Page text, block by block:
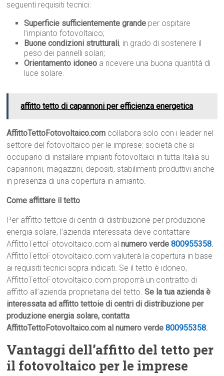
seguenti requisiti tecnici:
Superficie sufficientemente grande per ospitare
l’impianto fotovoltaico;
Buone condizioni strutturali, in grado di sostenere il
peso dei pannelli solari;
Orientamento idoneo a ricevere una buona quantità di
luce solare.
affitto tetto di capannoni per efficienza energetica
AffittoTettoFotovoltaico.com collabora solo con i leader nel
settore del fotovoltaico per le imprese: società che si
occupano di installare impianti fotovoltaici in tutta Italia su
capannoni, magazzini, depositi, stabilimenti produttivi anche
in presenza di una copertura in amianto.
Come affittare il tetto
Per affitto tettoie di centri di distribuzione per produzione
energia solare, l’azienda interessata deve contattare
AffittoTettoFotovoltaico.com alnumero verde800955358.
AffittoTettoFotovoltaico.com valuterà la copertura in base
ai requisiti tecnici sopra indicati. Se il tetto è idoneo,
AffittoTettoFotovoltaico.com proporrà un contratto di
affitto all’azienda proprietaria del tetto.Se la tua azienda è
interessata ad affitto tettoie di centri di distribuzione per
produzione energia solare, contatta
AffittoTettoFotovoltaico.com al numero verde800955358.
Vantaggi dell’affitto del tetto per
il fotovoltaico per le imprese